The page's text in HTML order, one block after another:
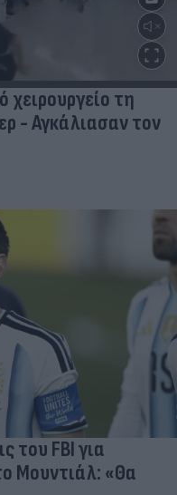
χειρουργείο τη
- Αγκάλιασαν τον
του FBI για
Μουντιάλ: «Θα